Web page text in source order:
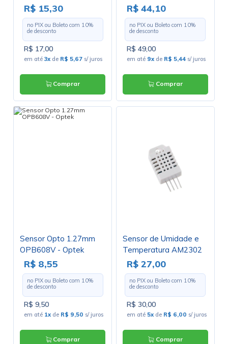
Arduino - Chave Óptica
para Encoder 5mm
R$ 15,30
no PIX ou Boleto com 10%
de desconto
R$ 17,00
em até3x de R$ 5,67 s/ juros
Comprar
R$ 44,10
no PIX ou Boleto com 10%
de desconto
R$ 49,00
em até 9x de R$ 5,44 s/ juros
Comprar
Sensor Opto 1.27mm
OPB608V - Optek
R$ 8,55
no PIX ou Boleto com 10%
de desconto
R$ 9,50
em até 1x de R$ 9,50 s/ juros
Comprar
Sensor de Umidade e
Temperatura AM2302
DHT22 Compatível
com Arduino - GC-44
R$ 27,00
no PIX ou Boleto com 10%
de desconto
R$ 30,00
em até 5x de R$ 6,00 s/ juros
Comprar